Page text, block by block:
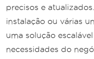
precisos e
instalação ou várias
uma solução
necessidades do